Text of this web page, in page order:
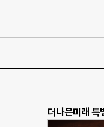
더나은미래 특